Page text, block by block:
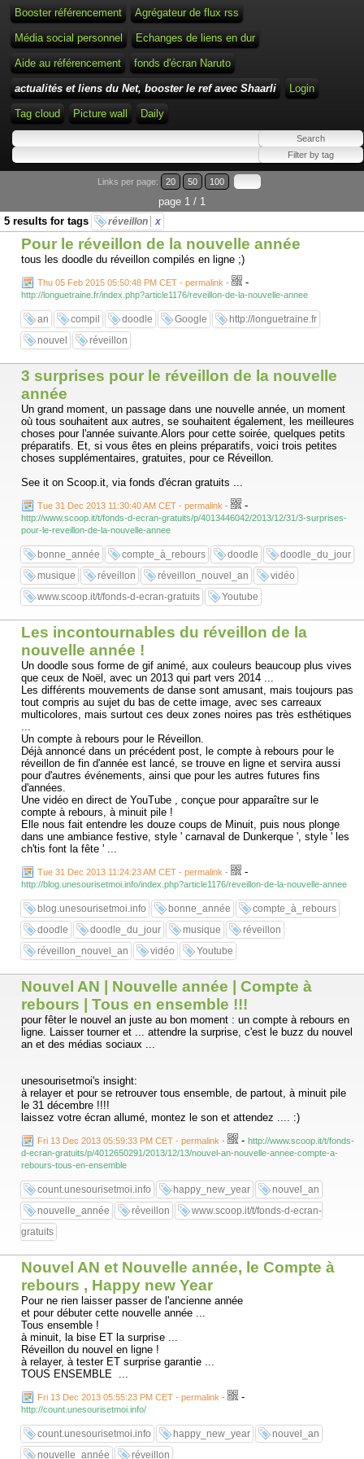
Booster référencement Agrégateur de flux rss
Média social personnel Echanges de liens en dur
Aide au référencement fonds d'écran Naruto
actualités et liens du Net, booster le ref avec Shaarli Login
Tag cloud Picture wall Daily
Links per page: 20 50 100
page 1 / 1
5 results for tags
réveillon x
Pour le réveillon de la nouvelle année
tous les doodle du réveillon compilés en ligne ;)
Thu 05 Feb 2015 05:50:48 PM CET - permalink - -
http://longuetraine.fr/index.php?article1176/reveillon-de-la-nouvelle-annee
an compil doodle Google
http://longuetraine.fr
nouvel
réveillon
3 surprises pour le réveillon de la nouvelle
année
Un grand moment, un passage dans une nouvelle année, un moment
où tous souhaitent aux autres, se souhaitent également, les meilleures
choses pour l'année suivante.Alors pour cette soirée, quelques petits
préparatifs. Et, si vous êtes en pleins préparatifs, voici trois petites
choses supplémentaires, gratuites, pour ce Réveillon.
See it on Scoop.it, via fonds d'écran gratuits ...
Tue 31 Dec 2013 11:30:40 AM CET - permalink - -
http://www.scoop.it/t/fonds-d-ecran-gratuits/p/4013446042/2013/12/31/3-surprises-
pour-le-reveillon-de-la-nouvelle-annee
bonne_année compte_à_rebours doodle
doodle_du_jour
musique
réveillon réveillon_nouvel_an
vidéo
www.scoop.it/t/fonds-d-ecran-gratuits
Youtube
Les incontournables du réveillon de la
nouvelle année !
Un doodle sous forme de gif animé, aux couleurs beaucoup plus vives
que ceux de Noël, avec un 2013 qui part vers 2014 ...
Les différents mouvements de danse sont amusant, mais toujours pas
tout compris au sujet du bas de cette image, avec ses carreaux
multicolores, mais surtout ces deux zones noires pas très esthétiques
...
Un compte à rebours pour le Réveillon.
Déjà annoncé dans un précédent post, le compte à rebours pour le
réveillon de fin d'année est lancé, se trouve en ligne et servira aussi
pour d'autres événements, ainsi que pour les autres futures fins
d'années.
Une vidéo en direct de YouTube , conçue pour apparaître sur le
compte à rebours, à minuit pile !
Elle nous fait entendre les douze coups de Minuit, puis nous plonge
dans une ambiance festive, style ' carnaval de Dunkerque ', style ' les
ch'tis font la fête ' ...
Tue 31 Dec 2013 11:24:23 AM CET - permalink - -
http://blog.unesourisetmoi.info/index.php?article1176/reveillon-de-la-nouvelle-annee
blog.unesourisetmoi.info bonne_année
compte_à_rebours
doodle
doodle_du_jour musique
réveillon
réveillon_nouvel_an
vidéo Youtube
Nouvel AN | Nouvelle année | Compte à
rebours | Tous en ensemble !!!
pour fêter le nouvel an juste au bon moment : un compte à rebours en
ligne. Laisser tourner et ... attendre la surprise, c'est le buzz du nouvel
an et des médias sociaux ...
unesourisetmoi's insight:
à relayer et pour se retrouver tous ensemble, de partout, à minuit pile
le 31 décembre !!!!
laissez votre écran allumé, montez le son et attendez .... :)
Fri 13 Dec 2013 05:59:33 PM CET - permalink - - http://www.scoop.it/t/fonds-
d-ecran-gratuits/p/4012650291/2013/12/13/nouvel-an-nouvelle-annee-compte-a-
rebours-tous-en-ensemble
count.unesourisetmoi.info happy_new_year
nouvel_an
nouvelle_année
réveillon
www.scoop.it/t/fonds-d-ecran-
gratuits
Nouvel AN et Nouvelle année, le Compte à
rebours , Happy new Year
Pour ne rien laisser passer de l'ancienne année
et pour débuter cette nouvelle année ...
Tous ensemble !
à minuit, la bise ET la surprise ...
Réveillon du nouvel en ligne !
à relayer, à tester ET surprise garantie ...
TOUS ENSEMBLE ...
Fri 13 Dec 2013 05:55:23 PM CET - permalink - -
http://count.unesourisetmoi.info/
count.unesourisetmoi.info happy_new_year
nouvel_an
nouvelle_année
réveillon